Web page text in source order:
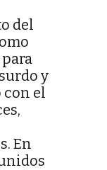
del
y
con el
En